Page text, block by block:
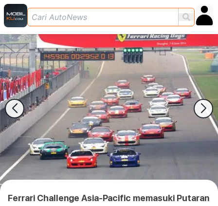
Ferrari Challenge Asia-Pacific memasuki Putaran